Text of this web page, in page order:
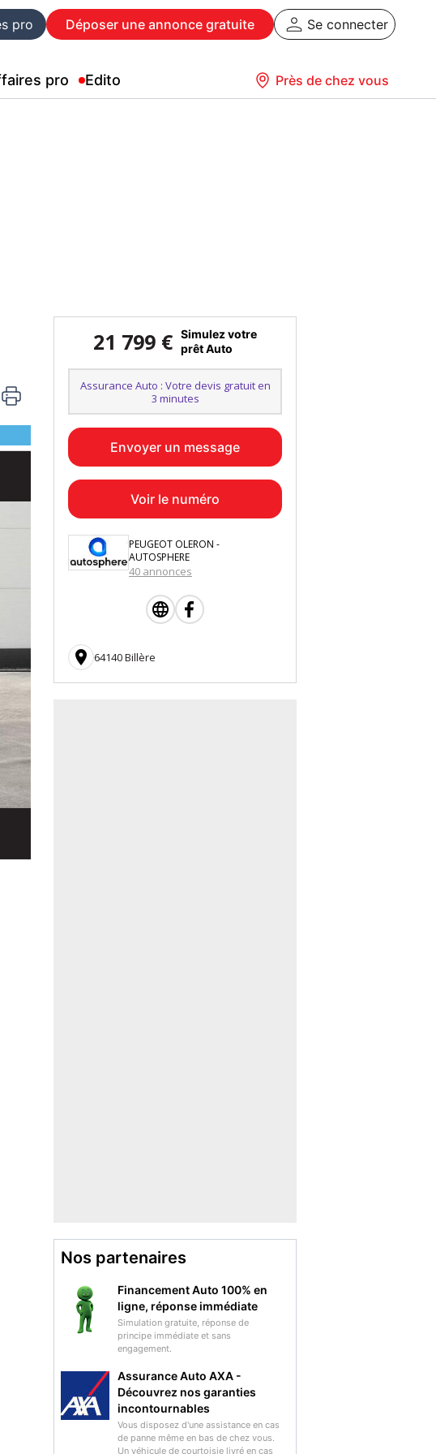
pro Déposer une annonce gratuite Se connecter
pro Edito Près de chez vous
21 799 € Simulez votre
prêt Auto
Assurance Auto : Votre devis gratuit en
3 minutes
Envoyer un message
Voir le numéro
PEUGEOT OLERON -
AUTOSPHERE
40 annonces
 64140 Billère
Nos partenaires
Financement Auto 100% en
ligne, réponse immédiate
Simulation gratuite, réponse de
principe immédiate et sans
engagement.
Assurance Auto AXA -
Découvrez nos garanties
incontournables
Vous disposez d'une assistance en cas
de panne même en bas de chez vous.
Un véhicule de courtoisie livré en cas